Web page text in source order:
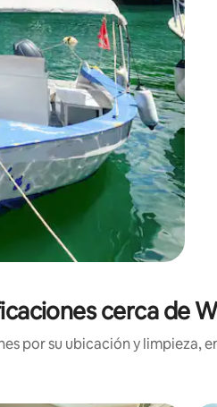
cerca de
por su ubicación y limpieza,